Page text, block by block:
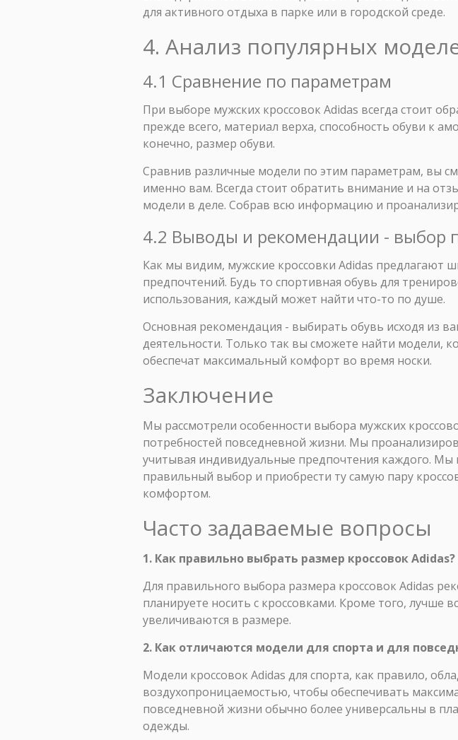
для активного отдыха в парке или в городской среде.
4. Анализ популярных
4.1 Сравнение по параметрам
При выборе мужских кроссовок Adidas всегда стоит
прежде всего, материал верха, способность обуви к
конечно, размер обуви.
Сравнив различные модели по этим параметрам, вы
именно вам. Всегда стоит обратить внимание и на
модели в деле. Собрав всю информацию и
4.2 Выводы и рекомендации - выбор
Как мы видим, мужские кроссовки Adidas
предпочтений. Будь то спортивная обувь для
использования, каждый может найти что-то по душе.
Основная рекомендация - выбирать обувь исходя из
деятельности. Только так вы сможете найти модели,
обеспечат максимальный комфорт во время носки.
Заключение
Мы рассмотрели особенности выбора мужских
потребностей повседневной жизни. Мы
учитывая индивидуальные предпочтения каждого. Мы
правильный выбор и приобрести ту самую пару
комфортом.
Часто задаваемые вопросы
1. Как правильно выбрать размер кроссовок Adidas?
Для правильного выбора размера кроссовок Adidas
планируете носить с кроссовками. Кроме того, лучше
увеличиваются в размере.
2. Как отличаются модели для спорта и для
Модели кроссовок Adidas для спорта, как правило,
воздухопроницаемостью, чтобы обеспечивать
повседневной жизни обычно более универсальны в
одежды.